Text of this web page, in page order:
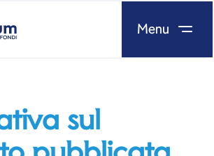
Menu
sul